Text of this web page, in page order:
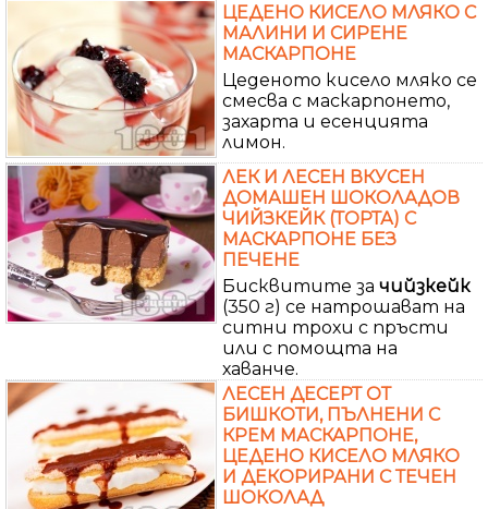
ЦЕДЕНО КИСЕЛО МЛЯКО С
МАЛИНИ И СИРЕНЕ
МАСКАРПОНЕ
Цеденото кисело мляко се
смесва с маскарпонето,
захарта и есенцията
лимон.
ЛЕК И ЛЕСЕН ВКУСЕН
ДОМАШЕН ШОКОЛАДОВ
ЧИЙЗКЕЙК (ТОРТА) С
МАСКАРПОНЕ БЕЗ
ПЕЧЕНЕ
Бисквитите за чийзкейк
(350 г) се натрошават на
ситни трохи с пръсти
или с помощта на
хаванче.
ЛЕСЕН ДЕСЕРТ ОТ
БИШКОТИ, ПЪЛНЕНИ С
КРЕМ МАСКАРПОНЕ,
ЦЕДЕНО КИСЕЛО МЛЯКО
И ДЕКОРИРАНИ С ТЕЧЕН
ШОКОЛАД